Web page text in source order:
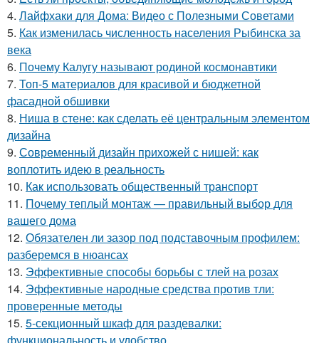
4. Лайфхаки для Дома: Видео с Полезными Советами
5. Как изменилась численность населения Рыбинска за
века
6. Почему Калугу называют родиной космонавтики
7. Топ-5 материалов для красивой и бюджетной
фасадной обшивки
8. Ниша в стене: как сделать её центральным элементом
дизайна
9. Современный дизайн прихожей с нишей: как
воплотить идею в реальность
10. Как использовать общественный транспорт
11. Почему теплый монтаж — правильный выбор для
вашего дома
12. Обязателен ли зазор под подставочным профилем:
разберемся в нюансах
13. Эффективные способы борьбы с тлей на розах
14. Эффективные народные средства против тли:
проверенные методы
15. 5-секционный шкаф для раздевалки:
функциональность и удобство